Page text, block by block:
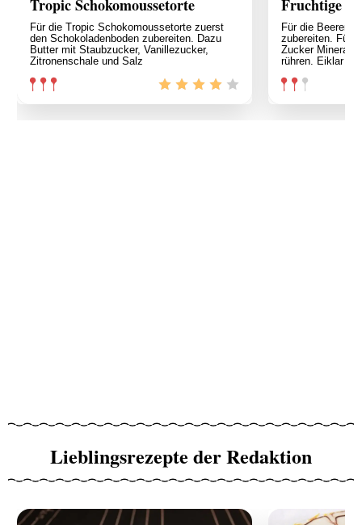
Tropic Schokomoussetorte
Für die Tropic Schokomoussetorte zuerst
den Schokoladenboden zubereiten. Dazu
Butter mit Staubzucker, Vanillezucker,
Zitronenschale und Salz
Fruchtige
Für die
zubereiten. Für
Zucker
rühren. Eiklar
Lieblingsrezepte der Redaktion